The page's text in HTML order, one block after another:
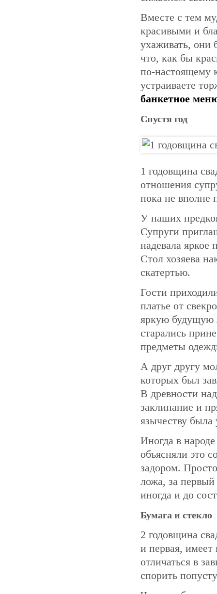
Вместе с тем
красивыми и
ухаживать, они
что, как бы
по-настоящему
устраиваете
банкетное
Спустя год
1 годовщина
отношения
пока не вполне
У наших
Супруги
надевала
Стол хозяева
скатертью.
Гости
платье от
яркую будущую
старались
предметы
А друг другу
которых был
В древности
заклинание и
язычеству была
Иногда в
объясняли это
задором.
ложа, за первый
иногда и до
Бумага и стекло
2 годовщина
и первая, имеет
отличаться в
спорить